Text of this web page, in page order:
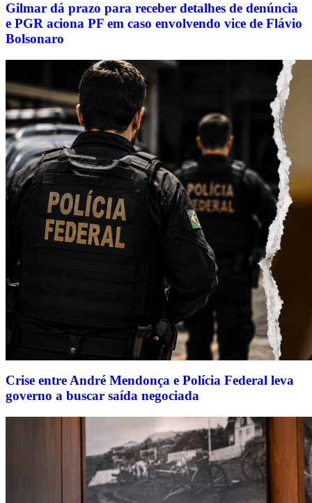
Gilmar dá prazo para receber detalhes de denúncia
e PGR aciona PF em caso envolvendo vice de Flávio
Bolsonaro
Crise entre André Mendonça e Polícia Federal leva
governo a buscar saída negociada